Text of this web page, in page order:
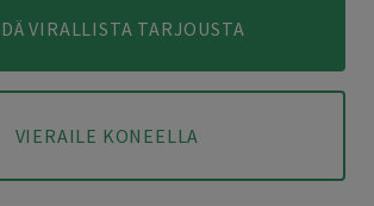
VIRALLISTA TARJOUSTA
VIERAILE KONEELLA